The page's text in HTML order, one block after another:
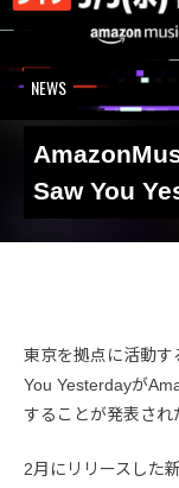
NEWS
Saw You
東京を拠点に活動
You Yesterdayが
することが発表され
2月にリリースした